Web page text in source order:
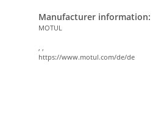
Manufacturer information:
MOTUL
, ,
https://www.motul.com/de/de